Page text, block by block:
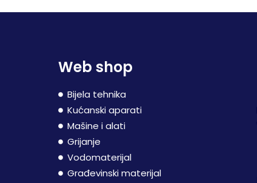
Web shop
Bijela tehnika
Kućanski aparati
Mašine i alati
Grijanje
Vodomaterijal
Građevinski materijal